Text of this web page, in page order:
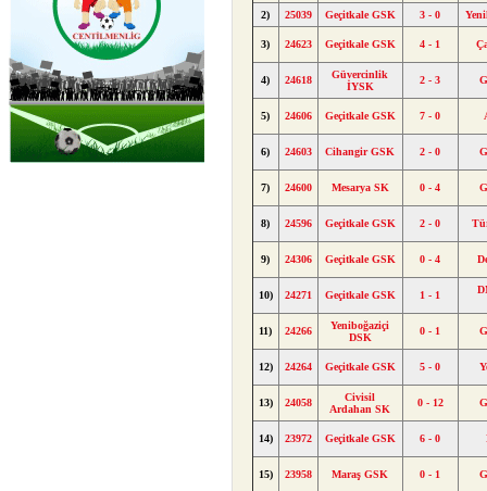
2) 25039 Geçitkale GSK 3 - 0
3) 24623 Geçitkale GSK 4 - 1
4) 24618
Güvercinlik
İYSK
2 - 3
5) 24606 Geçitkale GSK 7 - 0
6) 24603 Cihangir GSK 2 - 0
7) 24600 Mesarya SK 0 - 4
8) 24596 Geçitkale GSK 2 - 0
9) 24306 Geçitkale GSK 0 - 4
10) 24271 Geçitkale GSK 1 - 1
11) 24266
Yeniboğaziçi
DSK
0 - 1
12) 24264 Geçitkale GSK 5 - 0
13) 24058
Civisil
Ardahan SK
0 - 12
14) 23972 Geçitkale GSK 6 - 0
15) 23958 Maraş GSK 0 - 1